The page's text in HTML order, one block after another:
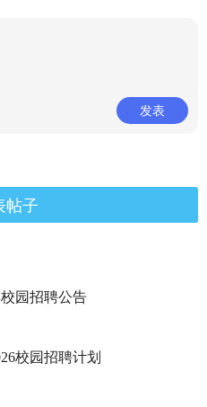
发表
帖子
园招聘公告
校园招聘计划